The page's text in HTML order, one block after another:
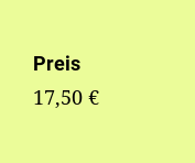
Preis
17,50 €